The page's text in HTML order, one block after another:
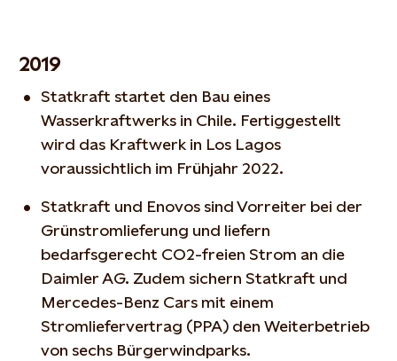
2019
Statkraft startet den Bau eines
Wasserkraftwerks in Chile. Fertiggestellt
wird das Kraftwerk in Los Lagos
voraussichtlich im Frühjahr 2022.
Statkraft und Enovos sind Vorreiter bei der
Grünstromlieferung und liefern
bedarfsgerecht CO2-freien Strom an die
Daimler AG. Zudem sichern Statkraft und
Mercedes-Benz Cars mit einem
Stromliefervertrag (PPA) den Weiterbetrieb
von sechs Bürgerwindparks.